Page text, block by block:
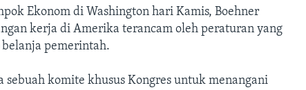
Ekonom di Washington hari Kamis, Boehner
kerja di Amerika terancam oleh peraturan yang
pemerintah.
komite khusus Kongres untuk menangani